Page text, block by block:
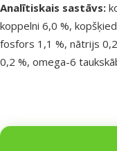
Analītiskais sastāvs:
koppelni 6,0 %,
fosfors 1,1 %, nātrijs
0,2 %, omega-6